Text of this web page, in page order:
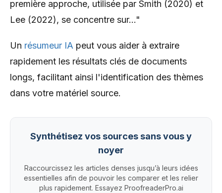
première approche, utilisée par Smith (2020) et
Lee (2022), se concentre sur..."
Un résumeur IA peut vous aider à extraire
rapidement les résultats clés de documents
longs, facilitant ainsi l'identification des thèmes
dans votre matériel source.
Synthétisez vos sources sans vous y
noyer
Raccourcissez les articles denses jusqu’à leurs idées
essentielles afin de pouvoir les comparer et les relier
plus rapidement. Essayez ProofreaderPro.ai